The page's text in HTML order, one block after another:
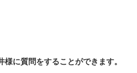
に質問をすることができます。